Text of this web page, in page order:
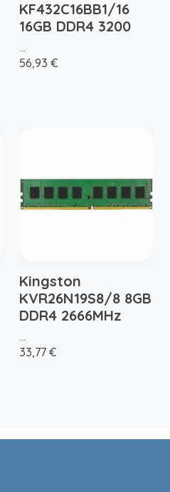
KF432C16BB1/16
16GB DDR4 3200
...
56,93 €
Kingston
KVR26N19S8/8 8GB
DDR4 2666MHz
...
33,77 €